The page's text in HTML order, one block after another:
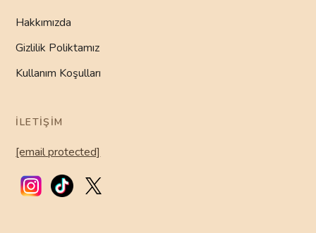
Hakkımızda
Gizlilik Poliktamız
Kullanım Koşulları
İLETIŞIM
[email protected]